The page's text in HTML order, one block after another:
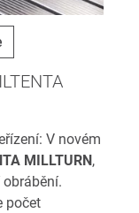
V novém
MILLTURN ,
počet